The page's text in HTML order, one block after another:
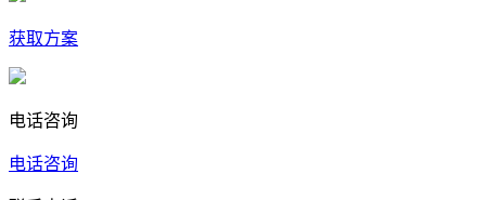
获取方案
电话咨询
电话咨询